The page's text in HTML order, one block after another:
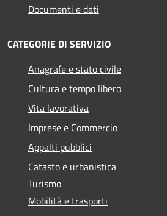
Documenti e dati
CATEGORIE DI SERVIZIO
Anagrafe e stato civile
Cultura e tempo libero
Vita lavorativa
Imprese e Commercio
Appalti pubblici
Catasto e urbanistica
Turismo
Mobilità e trasporti